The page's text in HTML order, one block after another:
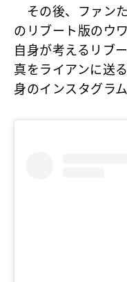
その後、ファン
のリブート版のウ
自身が考えるリブ
真をライアンに送
身のインスタグラ